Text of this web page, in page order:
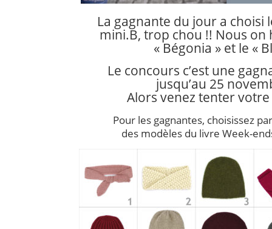
La gagnante du jour a choisi
mini.B, trop chou !! Nous on
« Bégonia » et le «
Le concours c’est une
jusqu’au 25
Alors venez tenter votre
Pour les gagnantes, choisissez
des modèles du livre Week-